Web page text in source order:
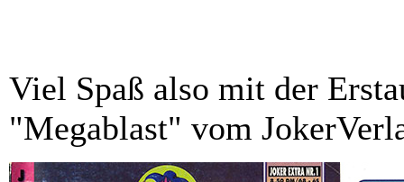
Viel Spaß also mit der
"Megablast" vom